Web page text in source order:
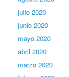
julio 2020
junio 2020
mayo 2020
abril 2020
marzo 2020